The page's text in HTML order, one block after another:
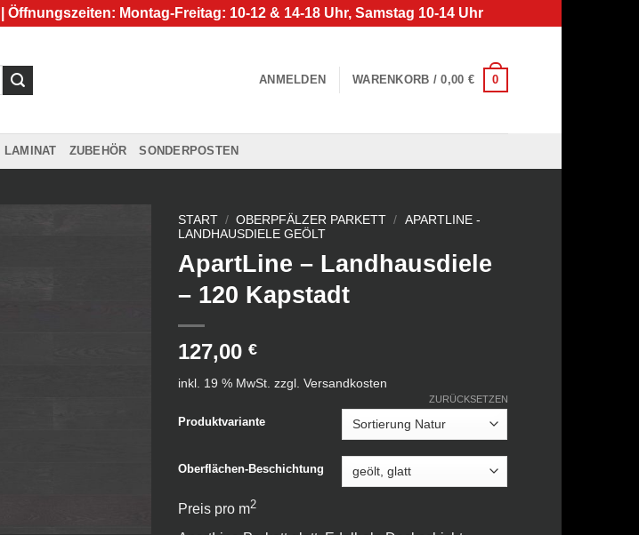
| Öffnungszeiten: Montag-Freitag: 10-12 & 14-18 Uhr, Samstag 10-14 Uhr
ANMELDEN WARENKORB /0,00 € 0
LAMINAT ZUBEHÖR SONDERPOSTEN
START / OBERPFÄLZER PARKETT / APARTLINE -
LANDHAUSDIELE GEÖLT
ApartLine – Landhausdiele
– 120 Kapstadt
127,00€
inkl. 19 % MwSt. zzgl.Versandkosten
Produktvariante
Oberflächen-Beschichtung
ZURÜCKSETZEN
Preis pro m2